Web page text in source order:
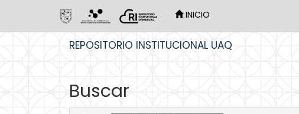
INICIO
REPOSITORIO INSTITUCIONAL UAQ
Buscar